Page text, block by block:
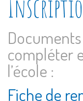
compléter
l’école :
Fiche de